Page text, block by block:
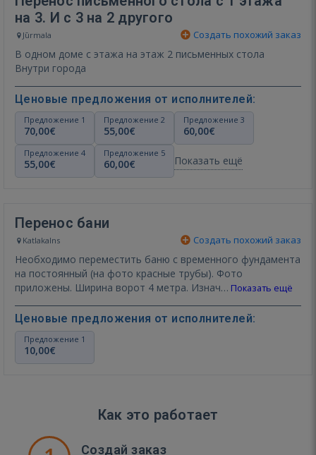
на 3. И с 3 на 2 другого
Jūrmala Создать похожий заказ
В одном доме с этажа на этаж 2 письменных стола
Внутри города
Ценовые предложения от исполнителей:
Предложение 1
70,00€
Предложение 2
55,00€
Предложение 3
60,00€
Предложение 4
55,00€
Предложение 5
60,00€ Показать ещё
Перенос бани
Katlakalns Создать похожий заказ
Необходимо переместить баню с временного фундамента
на постоянный (на фото красные трубы). Фото
приложены. Ширина ворот 4 метра. Изнач… Показать ещё
Ценовые предложения от исполнителей:
Предложение 1
10,00€
Как это работает
Создай заказ